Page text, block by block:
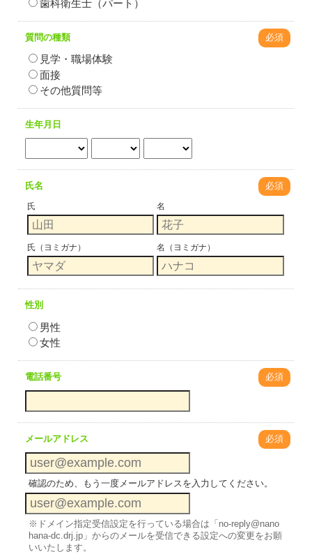
歯科衛生士（パート）
質問の種類 必須
見学・職場体験
面接
その他質問等
生年月日
氏名 必須
氏 名
氏（ヨミガナ） 名（ヨミガナ）
性別
男性
女性
電話番号 必須
メールアドレス 必須
確認のため、もう一度メールアドレスを入力してください。
※ドメイン指定受信設定を行っている場合は「no-reply@nano
hana-dc.drj.jp」からのメールを受信できる設定への変更をお願
いいたします。